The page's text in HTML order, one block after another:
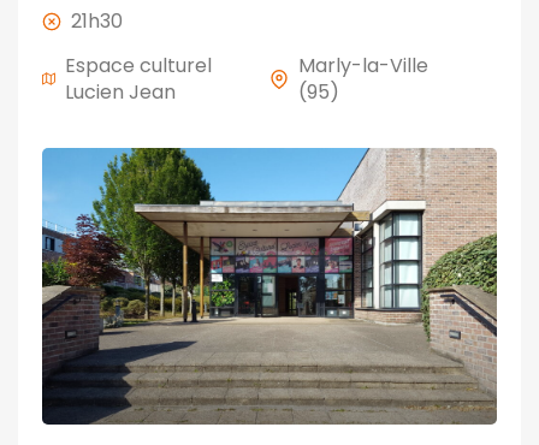
21h30
Marly-la-Ville
(95)
Espace culturel
Lucien Jean